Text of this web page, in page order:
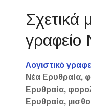
Σχετικά
γραφείο
Λογιστικό
Νέα Ερυθραία,
Ερυθραία,
Ερυθραία,